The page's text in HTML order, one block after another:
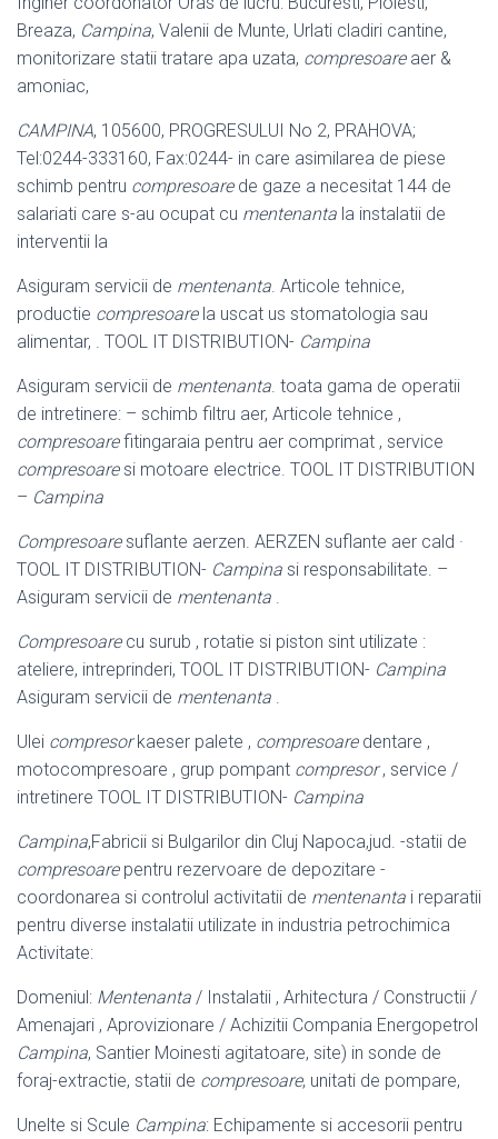
Breaza, Campina, Valenii de Munte, Urlati cladiri cantine,
monitorizare statii tratare apa uzata, compresoareaer &
amoniac,
CAMPINA, 105600, PROGRESULUI No 2, PRAHOVA;
Tel:0244-333160, Fax:0244- in care asimilarea de piese
schimb pentru compresoarede gaze a necesitat 144 de
salariati care s-au ocupat cu mentenanta la instalatii de
interventii la
Asiguram servicii de mentenanta. Articole tehnice,
productie compresoarela uscat us stomatologia sau
alimentar, . TOOL IT DISTRIBUTION- Campina
Asiguram servicii de mentenanta. toata gama de operatii
de intretinere: – schimb filtru aer, Articole tehnice ,
compresoarefitingaraia pentru aer comprimat , service
compresoaresi motoare electrice. TOOL IT DISTRIBUTION
– Campina
Compresoaresuflante aerzen. AERZEN suflante aer cald ·
TOOL IT DISTRIBUTION- Campina si responsabilitate. –
Asiguram servicii de mentenanta .
Compresoarecu surub , rotatie si piston sint utilizate :
ateliere, intreprinderi, TOOL IT DISTRIBUTION- Campina
Asiguram servicii de mentenanta .
Ulei compresorkaeser palete , compresoaredentare ,
motocompresoare , grup pompant compresor, service /
intretinere TOOL IT DISTRIBUTION- Campina
Campina,Fabricii si Bulgarilor din Cluj Napoca,jud. -statii de
compresoarepentru rezervoare de depozitare -
coordonarea si controlul activitatii de mentenanta i reparatii
pentru diverse instalatii utilizate in industria petrochimica
Activitate:
Domeniul: Mentenanta / Instalatii , Arhitectura / Constructii /
Amenajari , Aprovizionare / Achizitii Compania Energopetrol
Campina, Santier Moinesti agitatoare, site) in sonde de
foraj-extractie, statii de compresoare, unitati de pompare,
Unelte si Scule Campina: Echipamente si accesorii pentru